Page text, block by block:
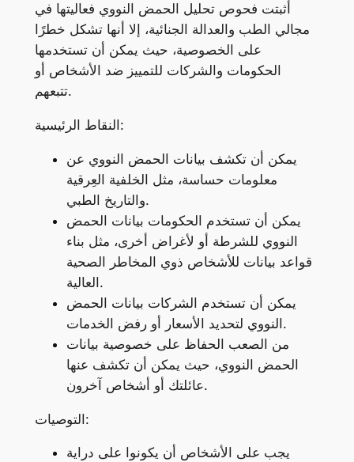
أثبتت فحوص تحليل الحمض النووي فعاليتها في
مجالي الطب والعدالة الجنائية، إلا أنها تشكل خطرًا
على الخصوصية، حيث يمكن أن تستخدمها
الحكومات والشركات للتمييز ضد الأشخاص أو
تتبعهم.
النقاط الرئيسية:
يمكن أن تكشف بيانات الحمض النووي عن
معلومات حساسة، مثل الخلفية العِرقية
والتاريخ الطبي.
يمكن أن تستخدم الحكومات بيانات الحمض
النووي للشرطة أو لأغراض أخرى، مثل بناء
قواعد بيانات للأشخاص ذوي المخاطر الصحية
العالية.
يمكن أن تستخدم الشركات بيانات الحمض
النووي لتحديد الأسعار أو رفض الخدمات.
من الصعب الحفاظ على خصوصية بيانات
الحمض النووي، حيث يمكن أن تكشف عنها
عائلتك أو أشخاص آخرون.
التوصيات:
يجب على الأشخاص أن يكونوا على دراية